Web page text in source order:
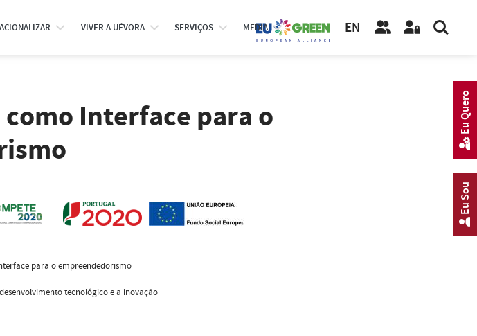
VIVER A UÉVORA SERVIÇOS MEDIA EN
Interface para o
para o empreendedorismo
tecnológico e a inovação
Eu Sou
Eu Quero